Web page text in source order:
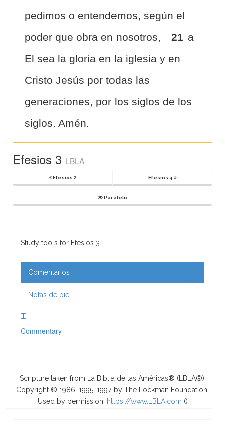
pedimos o entendemos, según el
poder que obra en nosotros,
21 a
El sea la gloria en la iglesia y en
Cristo Jesús por todas las
generaciones, por los siglos de los
siglos. Amén.
Efesios 3 LBLA
Efesios 2 Efesios 4
Paralelo
Study tools for Efesios 3
Comentarios
Notas de pie
Commentary
Scripture taken from La Biblia de las Américas® (LBLA®),
Copyright © 1986, 1995, 1997 by The Lockman Foundation.
Used by permission.
https://www.LBLA.com ()